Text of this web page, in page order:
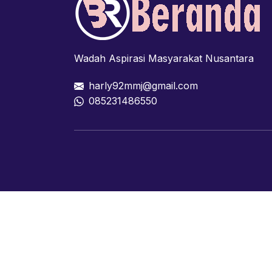
Wadah Aspirasi Masyarakat Nusantara
harly92mmj@gmail.com
085231486550